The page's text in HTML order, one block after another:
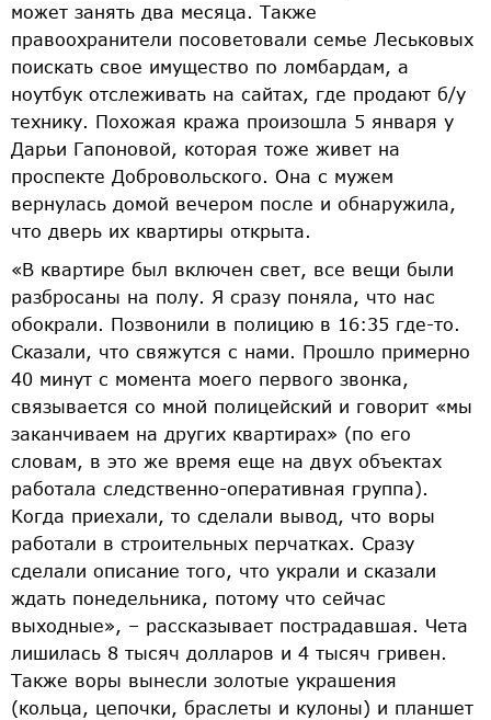
может занять два месяца. Также
правоохранители посоветовали семье Леськовых
поискать свое имущество по ломбардам, а
ноутбук отслеживать на сайтах, где продают б/у
технику. Похожая кража произошла 5 января у
Дарьи Гапоновой, которая тоже живет на
проспекте Добровольского. Она с мужем
вернулась домой вечером после и обнаружила,
что дверь их квартиры открыта.
«В квартире был включен свет, все вещи были
разбросаны на полу. Я сразу поняла, что нас
обокрали. Позвонили в полицию в 16:35 где-то.
Сказали, что свяжутся с нами. Прошло примерно
40 минут с момента моего первого звонка,
связывается со мной полицейский и говорит «мы
заканчиваем на других квартирах» (по его
словам, в это же время еще на двух объектах
работала следственно-оперативная группа).
Когда приехали, то сделали вывод, что воры
работали в строительных перчатках. Сразу
сделали описание того, что украли и сказали
ждать понедельника, потому что сейчас
выходные», – рассказывает пострадавшая. Чета
лишилась 8 тысяч долларов и 4 тысяч гривен.
Также воры вынесли золотые украшения
(кольца, цепочки, браслеты и кулоны) и планшет